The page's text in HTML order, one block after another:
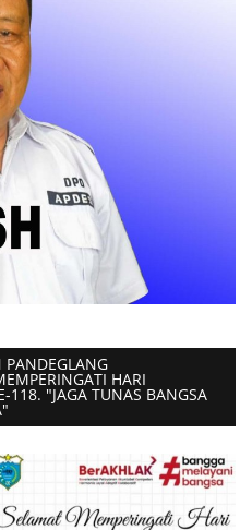
PANDEGLANG
HARI
118. "JAGA TUNAS BANGSA